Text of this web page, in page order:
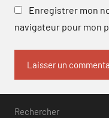
Enregistrer mon
navigateur pour mon
Rechercher